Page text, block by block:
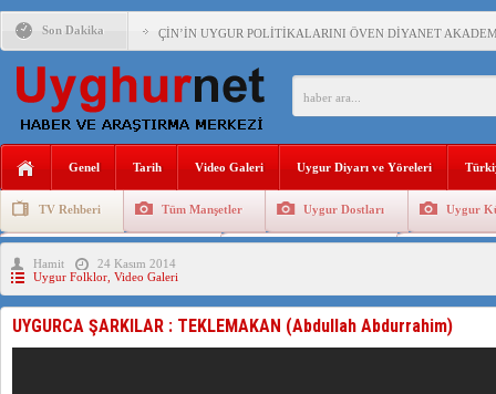
Son Dakika ÇİN’İN UYGUR POLİTİKALARINI ÖVEN DİYANET
MHP’DEN URUMÇİ KATLİAMI MESAJİ : 05.07.2009
İŞGALCİ ÇİN’DEN “FETİHLER SULTANI
SAADET PARTİSİ İLÇE BAŞKANI : TEMMUZ AYI,DOĞU
Genel Tarih Video Galeri Uygur Diyarı ve Yöreleri
TV Rehberi Tüm Manşetler Uygur Dostları Uygur
Uygurlarda Düğün ve Cenaze
Hamit
24 Kasım 2014
Uygur Folklor Video Galeri
UYGURCA ŞARKILAR : TEKLEMAKAN (Abdullah Abdurrahim)